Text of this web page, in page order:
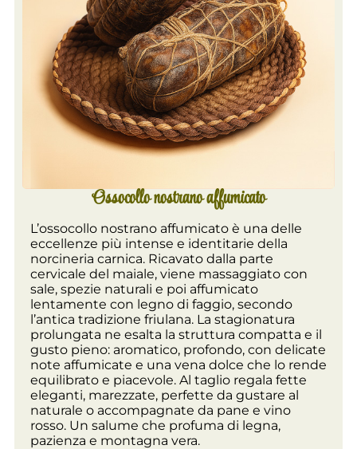
Ossocollo nostrano affumicato
L’ossocollo nostrano affumicato è una delle
eccellenze più intense e identitarie della
norcineria carnica. Ricavato dalla parte
cervicale del maiale, viene massaggiato con
sale, spezie naturali e poi affumicato
lentamente con legno di faggio, secondo
l’antica tradizione friulana. La stagionatura
prolungata ne esalta la struttura compatta e il
gusto pieno: aromatico, profondo, con delicate
note affumicate e una vena dolce che lo rende
equilibrato e piacevole. Al taglio regala fette
eleganti, marezzate, perfette da gustare al
naturale o accompagnate da pane e vino
rosso. Un salume che profuma di legna,
pazienza e montagna vera.